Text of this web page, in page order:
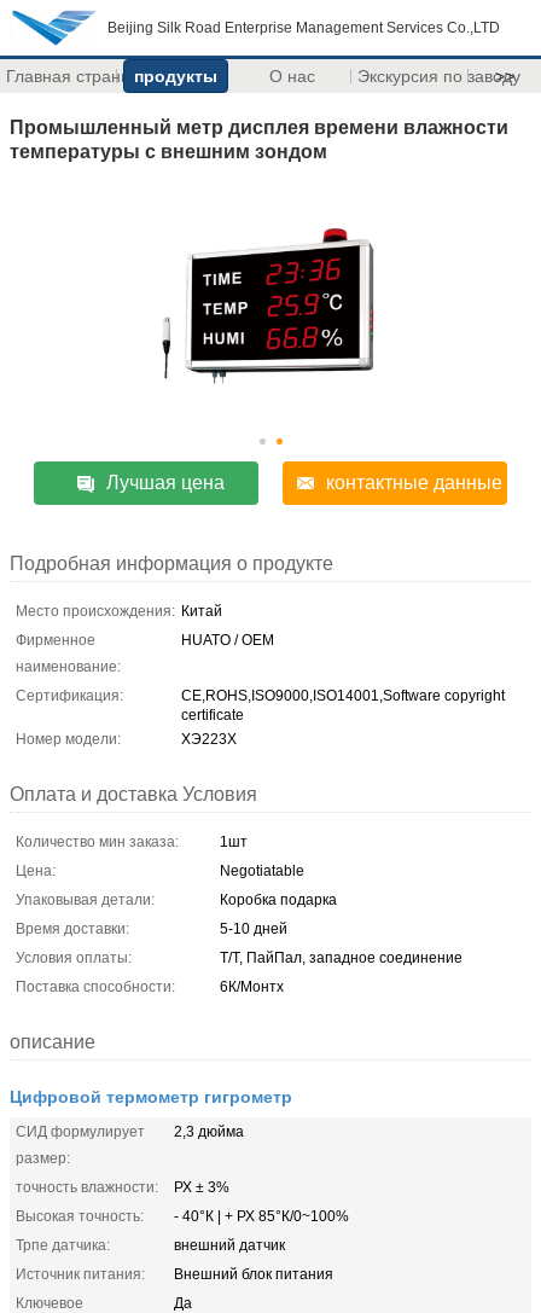
Beijing Silk Road Enterprise Management Services Co.,LTD
Главная страницапродукты О нас Экскурсия по заводу
>>
Промышленный метр дисплея времени влажности
температуры с внешним зондом
Лучшая цена контактные данные
Подробная информация о продукте
Место происхождения: Китай
Фирменное
наименование:
HUATO / OEM
Сертификация:
CE,ROHS,ISO9000,ISO14001,Software copyright
certificate
Номер модели:
ХЭ223Х
Оплата и доставка Условия
Количество мин заказа:
1шт
Цена:
Negotiatable
Упаковывая детали:
Коробка подарка
Время доставки:
5-10 дней
Условия оплаты:
Т/Т, ПайПал, западное соединение
Поставка способности:
6К/Монтх
описание
Цифровой термометр гигрометр
СИД формулирует
размер:
2,3 дюйма
точность влажности:
РХ ± 3%
Высокая точность:
- 40°К | + РХ 85°К/0~100%
Трпе датчика:
внешний датчик
Источник питания:
Внешний блок питания
Ключевое
Да